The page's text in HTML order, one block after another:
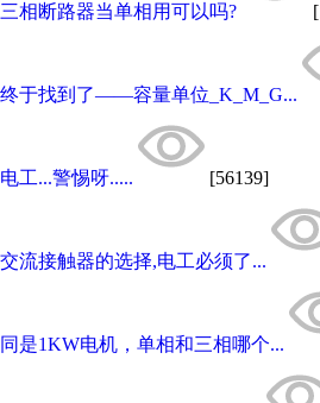
三相断路器当单相用可以吗?
终于找到了——容量单位_K_M_G...
电工...警惕呀..... [56139]
交流接触器的选择,电工必须了...
同是1KW电机，单相和三相哪个...